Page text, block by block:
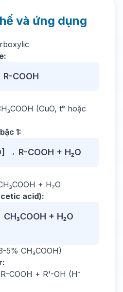
và ứng dụng
COOH
(CuO, t° hoặc
1:
→ R-COOH + H₂O
+ H₂O
acid):
+ H₂O
5% CH₃COOH)
COOH + R'-OH (H⁺